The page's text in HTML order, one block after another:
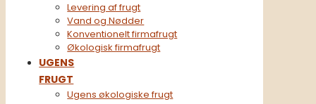
Levering af frugt
Vand og Nødder
Konventionelt firmafrugt​
Økologisk firmafrugt
UGENS
FRUGT
Ugens økologiske frugt